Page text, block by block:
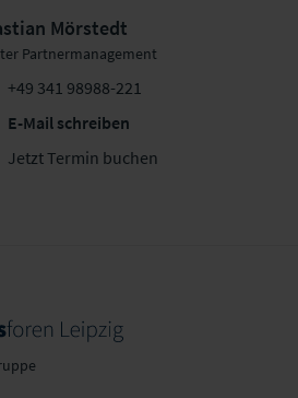
Mörstedt
Partnermanagement
+49 341 98988-221
E-Mail schreiben
Jetzt Termin buchen